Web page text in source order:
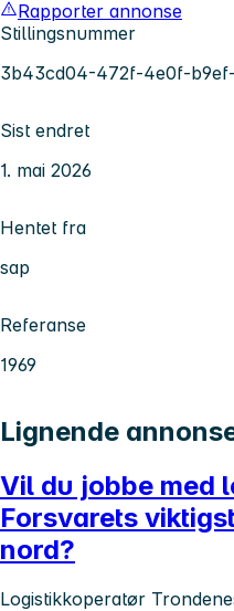
Rapporter annonse
Stillingsnummer
3b43cd04-472f-4e0f-b9ef-
Sist endret
1. mai 2026
Hentet fra
sap
Referanse
1969
Lignende
Vil du jobbe med
Forsvarets
nord?
Logistikkoperatør